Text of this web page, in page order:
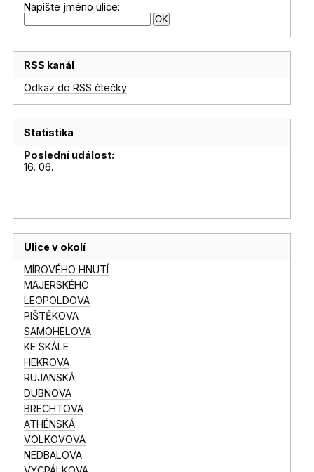
Napište jméno ulice:
RSS kanál
Odkaz do RSS čtečky
Statistika
Poslední událost:
16. 06.
Ulice v okolí
MÍROVÉHO HNUTÍ
MAJERSKÉHO
LEOPOLDOVA
PIŠTĚKOVA
SAMOHELOVA
KE SKÁLE
HEKROVA
RUJANSKÁ
DUBNOVA
BRECHTOVA
ATHÉNSKÁ
VOLKOVOVA
NEDBALOVA